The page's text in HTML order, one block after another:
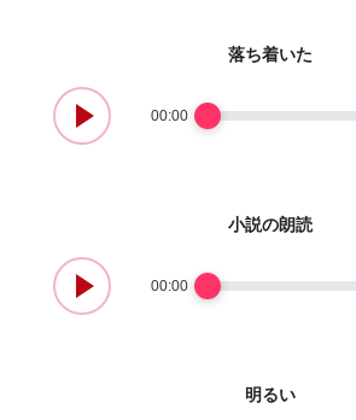
落ち着いた
00:00
小説の朗読
00:00
明るい